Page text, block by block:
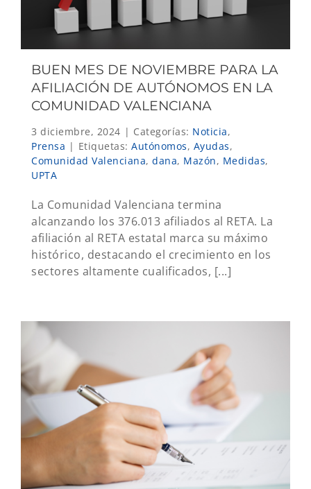
BUEN MES DE NOVIEMBRE PARA LA
AFILIACIÓN DE AUTÓNOMOS EN LA
COMUNIDAD VALENCIANA
3 diciembre, 2024 | Categorías: Noticia,
Prensa | Etiquetas: Autónomos, Ayudas,
Comunidad Valenciana, dana, Mazón, Medidas,
UPTA
La Comunidad Valenciana termina
alcanzando los 376.013 afiliados al RETA. La
afiliación al RETA estatal marca su máximo
histórico, destacando el crecimiento en los
sectores altamente cualificados, [...]